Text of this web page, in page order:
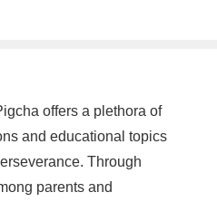
offers a plethora of
and educational topics
Through
parents and